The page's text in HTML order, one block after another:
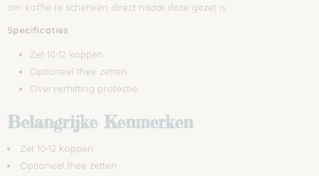
om koffie te schenken direct nadat deze gezet is.
Specificaties
Zet 10-12 koppen.
Optioneel thee zetten.
Oververhitting protectie.
Belangrijke Kenmerken
Zet 10-12 koppen.
Optioneel thee zetten.